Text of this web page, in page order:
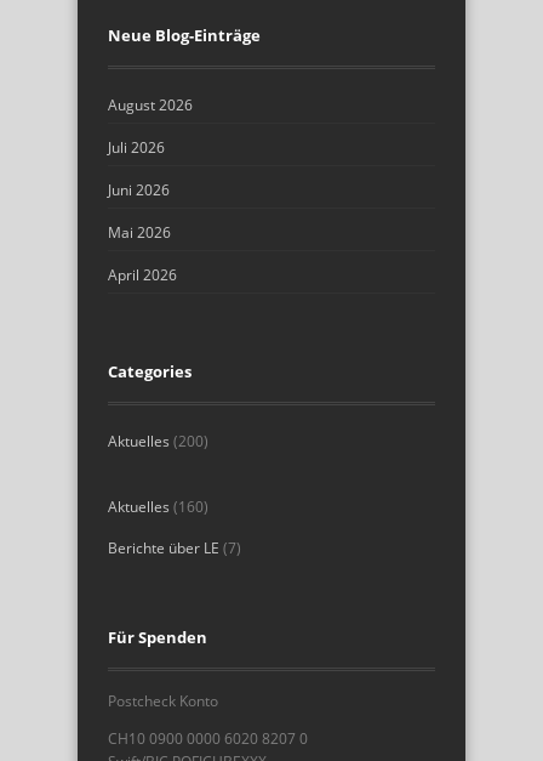
Neue Blog-Einträge
August 2026
Juli 2026
Juni 2026
Mai 2026
April 2026
Categories
Aktuelles (200)
Aktuelles (160)
Berichte über LE (7)
Für Spenden
Postcheck Konto
CH10 0900 0000 6020 8207 0